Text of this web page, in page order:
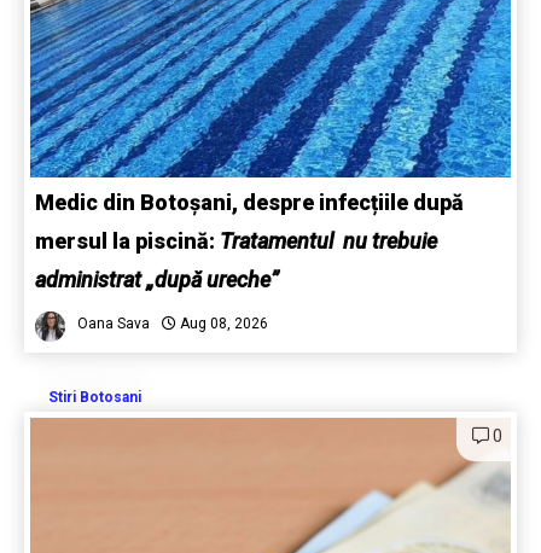
Medic din Botoșani, despre infecțiile după
mersul la piscină: Tratamentul nu trebuie
administrat „după ureche”
Oana Sava Aug 08, 2026
Stiri Botosani
0